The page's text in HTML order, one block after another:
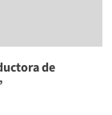
de